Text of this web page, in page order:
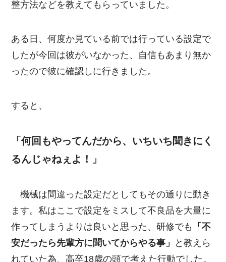
整方法などを教えてもらっていました。
ある日、何度か見ている前では行っている設定で
したが今回は彼がいなかった、自信もあまり無か
ったので彼に確認しに行きました。
すると、
「何回もやってんだから、いちいち聞きにく
るんじゃねぇよ！」
機械は間違った設定だとしてもその通りに動き
ます。私はここで設定をミスして不良品を大量に
作ってしまうよりは良いと思った、研修でも
「不
安だったら先輩方に聞いてからやる事」
と教えら
れていた為、高卒18歳の頭で考えた行動でした。